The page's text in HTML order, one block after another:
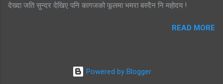
देख्दा जति सुन्दर देखिए पनि कागजको फूलमा भमरा बस्दैन नि महोदय !
READ MORE
Powered by Blogger